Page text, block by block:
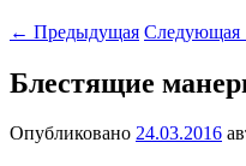
← Предыдущая Следующая
Блестящие
Опубликовано 24.03.2016